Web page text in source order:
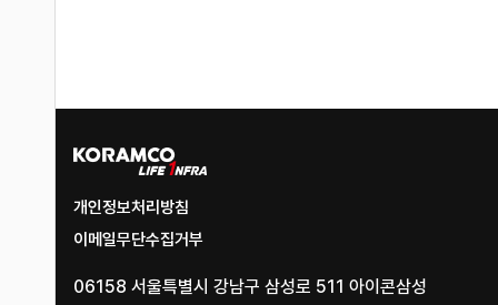
개인정보처리방침
이메일무단수집거부
06158 서울특별시 강남구 삼성로 511 아이콘삼성